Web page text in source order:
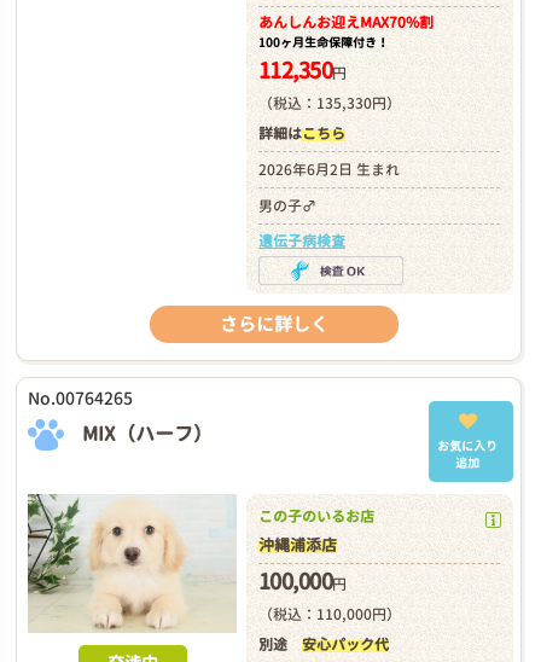
あんしんお迎えMAX70%割
100ヶ月生命保障付き！
112,350円
（税込：135,330円）
詳細はこちら
2026年6月2日 生まれ
男の子♂
遺伝子病検査
さらに詳しく
No.00764265
MIX（ハーフ）
お気に入り
追加
この子のいるお店
沖縄浦添店
100,000円
（税込：110,000円）
別途 安心パック代